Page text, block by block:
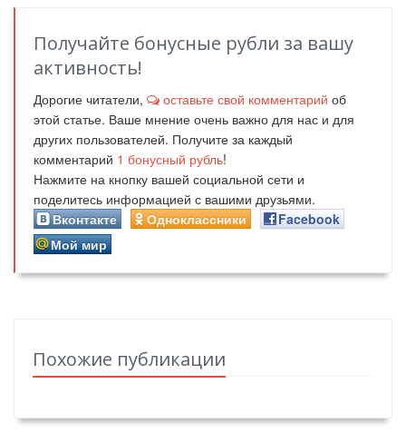
Получайте бонусные рубли за вашу
активность!
Дорогие читатели, оставьте свой комментарий об
этой статье. Ваше мнение очень важно для нас и для
других пользователей. Получите за каждый
комментарий 1 бонусный рубль!
Нажмите на кнопку вашей социальной сети и
поделитесь информацией с вашими друзьями.
Вконтакте
Одноклассники
Facebook
Мой мир
Похожие публикации